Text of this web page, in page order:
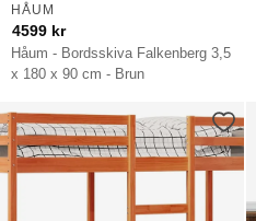
Håum - Bordsskiva Falkenberg 3,5
x 180 x 90 cm - Brun
HÅUM
4599 kr